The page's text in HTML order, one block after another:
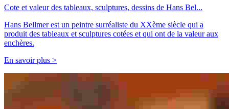
Cote et valeur des tableaux, sculptures, dessins de Hans Bel...
Hans Bellmer est un peintre surréaliste du XXème siècle qui a
produit des tableaux et sculptures cotées et qui ont de la valeur aux
enchères.
En savoir plus >